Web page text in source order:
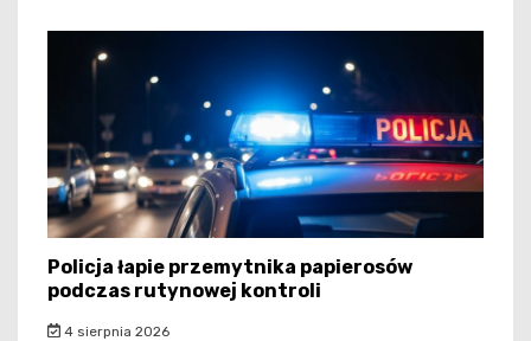
Policja łapie przemytnika papierosów
podczas rutynowej kontroli
4 sierpnia 2026